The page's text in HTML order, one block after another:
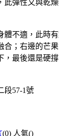
此彈性又與乾
體不適，此時
合；右邊的芒
，最後還是硬
段57-1號
(0) 人氣()